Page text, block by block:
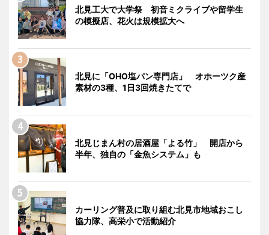
北見工大で大学祭 初音ミクライブや留学生
の模擬店、花火は規模拡大へ
北見に「OHO塩パン専門店」 オホーツク産
素材の3種、1日3回焼きたてで
北見じまん村の居酒屋「よる竹」 開店から
半年、独自の「金魚システム」も
カーリング普及に取り組む北見市地域おこし
協力隊、高栄小で活動紹介